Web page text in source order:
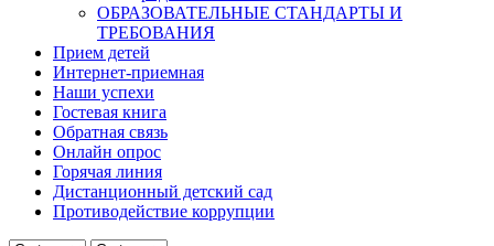
ОБРАЗОВАТЕЛЬНЫЕ СТАНДАРТЫ И
ТРЕБОВАНИЯ
Прием детей
Интернет-приемная
Наши успехи
Гостевая книга
Обратная связь
Онлайн опрос
Горячая линия
Дистанционный детский сад
Противодействие коррупции